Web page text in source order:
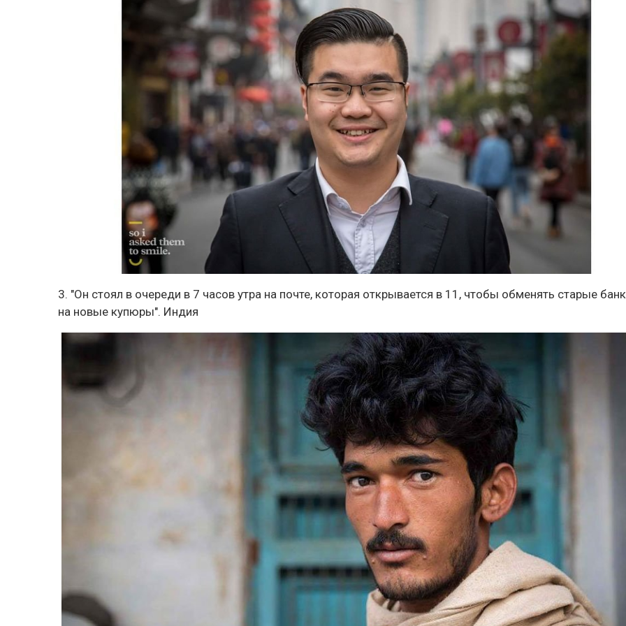
3. "Он стоял в очереди в 7 часов утра на почте, которая открывается в 11, чтобы обменять старые
на новые купюры". Индия